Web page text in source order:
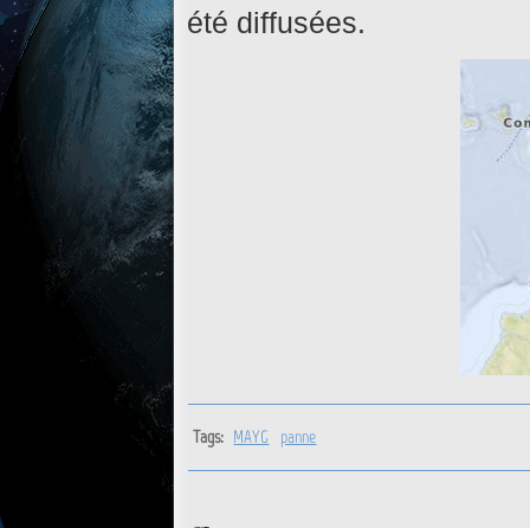
été diffusées.
Tags: MAYG panne